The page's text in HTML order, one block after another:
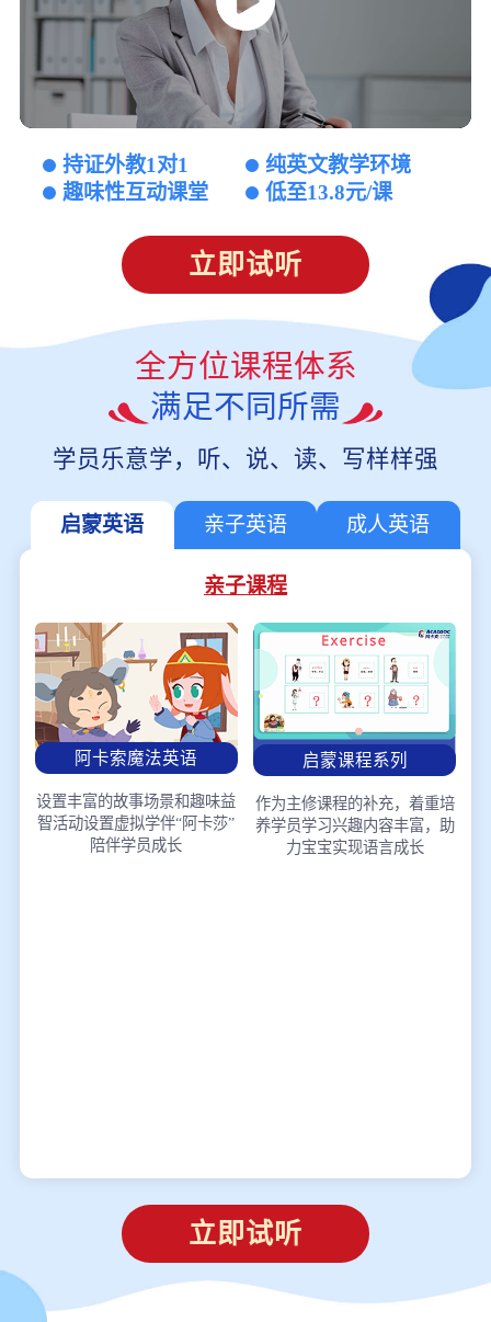
持证外教1对1
纯英文教学环境
趣味性互动课堂
低至13.8元/课
立即试听
全方位课程体系
满足不同所需
学员乐意学，听、说、读、写样样强
启蒙英语 亲子英语 成人英语
亲子课程
阿卡索魔法英语
设置丰富的故事场景和趣味益
智活动设置虚拟学伴“阿卡莎”
陪伴学员成长
启蒙课程系列
作为主修课程的补充，着重培
养学员学习兴趣内容丰富，助
力宝宝实现语言成长
立即试听